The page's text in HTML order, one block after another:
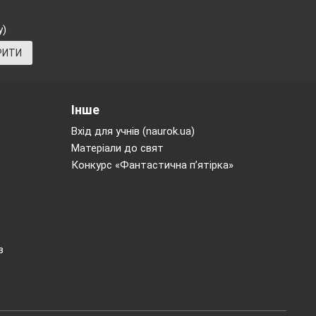
Інше
Вхід для учнів (naurok.ua)
Матеріали до свят
Конкурс «Фантастична п’ятірка»